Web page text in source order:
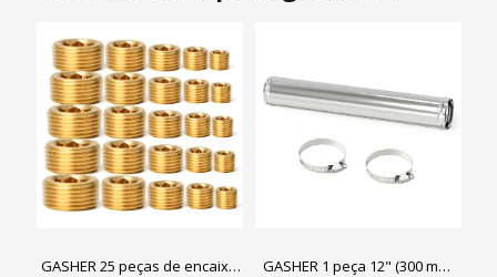
GASHER 25 peças de encaixe
GASHER 1 peça 12" (300 mm)